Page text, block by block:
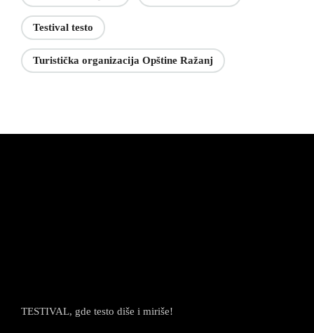
Testival testo
Turistička organizacija Opštine Ražanj
TESTIVAL, gde testo diše i miriše!